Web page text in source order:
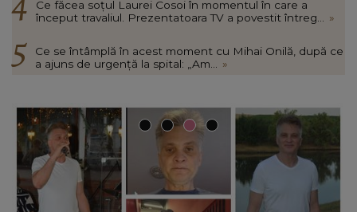
Ce făcea soțul Laurei Cosoi în momentul în care a
început travaliul. Prezentatoara TV a povestit întreg...
»
Ce se întâmplă în acest moment cu Mihai Onilă, după ce
a ajuns de urgență la spital: „Am...
»